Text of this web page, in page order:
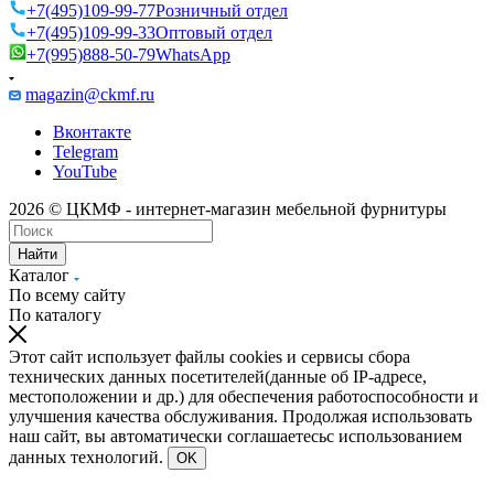
+7(495)109-99-77Розничный отдел
+7(495)109-99-33Оптовый отдел
+7(995)888-50-79WhatsApp
magazin@ckmf.ru
Вконтакте
Telegram
YouTube
2026 © ЦКМФ - интернет-магазин мебельной фурнитуры
Найти
Каталог
По всему сайту
По каталогу
Этот сайт использует файлы cookies и сервисы сбора
технических данных посетителей(данные об IP-адресе,
местоположении и др.) для обеспечения работоспособности и
улучшения качества обслуживания. Продолжая использовать
наш сайт, вы автоматически соглашаетесьс использованием
данных технологий.
OK